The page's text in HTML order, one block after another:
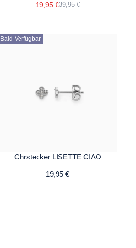
19,95 €39,95 €
Bald Verfügbar
Ohrstecker LISETTE CIAO
19,95 €